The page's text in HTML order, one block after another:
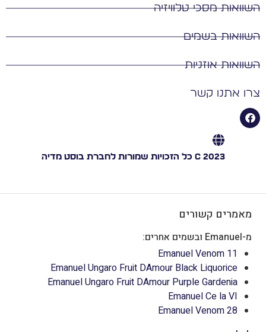
מסכי טלוויזיה
בשמים
אוזניות
אתנו קשר
C 2023 כל הזכויות שמורות לחברת בוסט מדיה
מאמרים קשורים
Emanuel Venom 11
Emanuel Ungaro Fruit DAmour Black Liquorice
Emanuel Ungaro Fruit DAmour Purple Gardenia
Emanuel Ce la VI
Emanuel Venom 28